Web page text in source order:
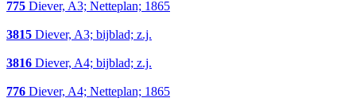
775 Diever, A3; Netteplan; 1865
3815 Diever, A3; bijblad; z.j.
3816 Diever, A4; bijblad; z.j.
776 Diever, A4; Netteplan; 1865